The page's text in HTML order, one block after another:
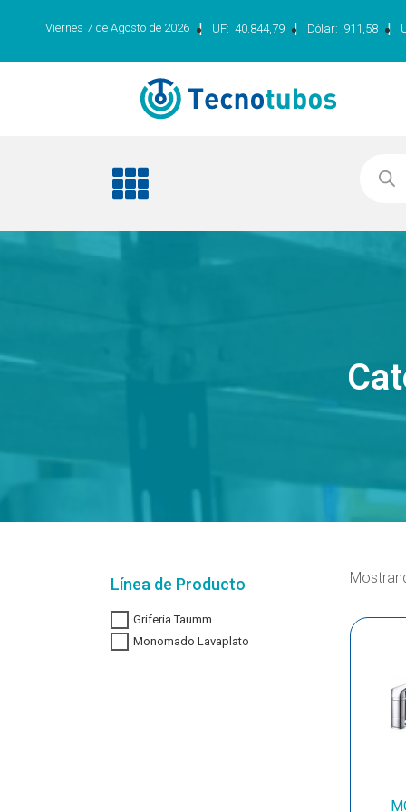
Viernes 7 de Agosto de 2026 | UF: 40.844,79 | Dólar: 911,58 |
Línea de Producto
Griferia Taumm
Monomado Lavaplato